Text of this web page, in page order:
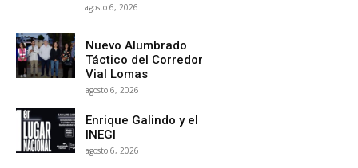
agosto 6, 2026
Nuevo Alumbrado
Táctico del Corredor
Vial Lomas
agosto 6, 2026
Enrique Galindo y el
INEGI
agosto 6, 2026